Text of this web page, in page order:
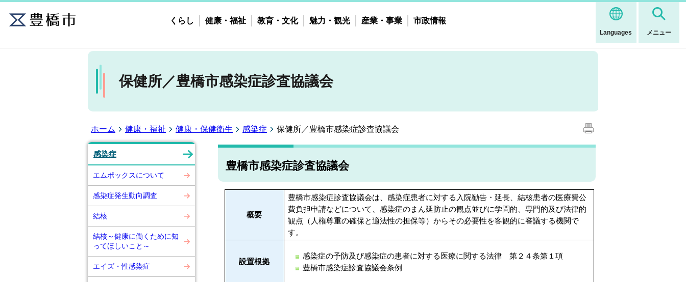
Languages メニュー
くらし 健康・福祉 教育・文化 魅力・観光 産業・事業 市政情報
保健所／豊橋市感染症診査協議会
ホーム 健康・福祉 健康・保健衛生 感染症 保健所／豊橋市感染症診査協議会
感染症
エムポックスについて
感染症発生動向調査
結核
結核～健康に働くために知
ってほしいこと～
エイズ・性感染症
豊橋市感染症診査協議会
概要
豊橋市感染症診査協議会は、感染症患者に対する入院勧告・延長、結核患者の医療費公
費負担申請などについて、感染症のまん延防止の観点並びに学問的、専門的及び法律的
観点（人権尊重の確保と適法性の担保等）からその必要性を客観的に審議する機関で
す。
設置根拠
感染症の予防及び感染症の患者に対する医療に関する法律 第２４条第１項
豊橋市感染症診査協議会条例